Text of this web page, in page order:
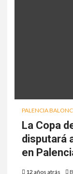
PALENCIA
La Copa
disputará
en
12 años atrás